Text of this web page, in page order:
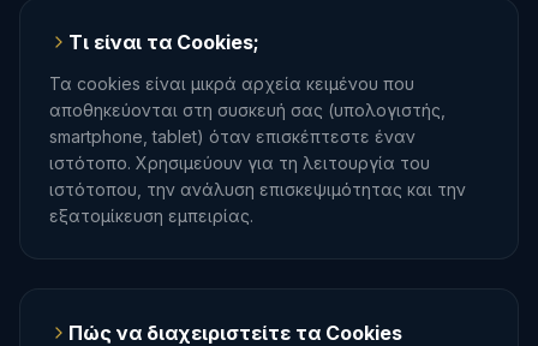
Τι είναι τα Cookies;
Τα cookies είναι μικρά αρχεία κειμένου που
αποθηκεύονται στη συσκευή σας (υπολογιστής,
smartphone, tablet) όταν επισκέπτεστε έναν
ιστότοπο. Χρησιμεύουν για τη λειτουργία του
ιστότοπου, την ανάλυση επισκεψιμότητας και την
εξατομίκευση εμπειρίας.
Πώς να διαχειριστείτε τα Cookies